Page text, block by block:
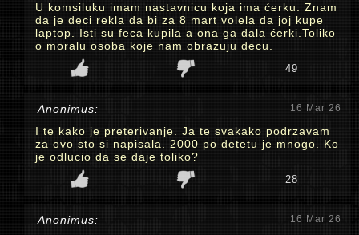
U komsiluku imam nastavnicu koja ima ćerku. Znam
da je deci rekla da bi za 8 mart volela da joj kupe
laptop. Isti su feca kupila a ona ga dala ćerki.Toliko
o moralu osoba koje nam obrazuju decu.
49
Anonimus: 16 Mar 26
I te kako je preterivanje. Ja te svakako podrzavam
za ovo sto si napisala. 2000 po detetu je mnogo. Ko
je odlucio da se daje toliko?
28
Anonimus: 16 Mar 26